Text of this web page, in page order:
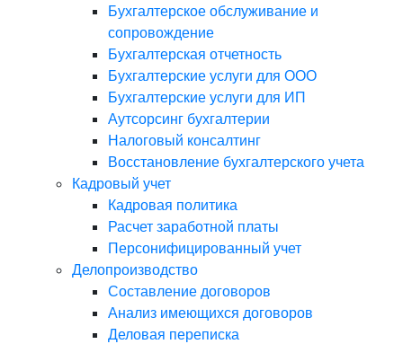
Бухгалтерское обслуживание и
сопровождение
Бухгалтерская отчетность
Бухгалтерские услуги для ООО
Бухгалтерские услуги для ИП
Аутсорсинг бухгалтерии
Налоговый консалтинг
Восстановление бухгалтерского учета
Кадровый учет
Кадровая политика
Расчет заработной платы
Персонифицированный учет
Делопроизводство
Составление договоров
Анализ имеющихся договоров
Деловая переписка